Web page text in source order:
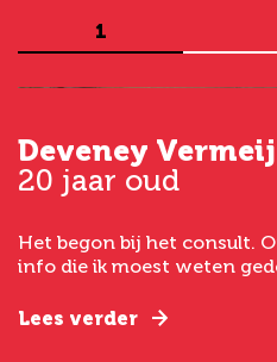
1
Deveney Vermeij
20 jaar oud
Het begon bij het consult.
info die ik moest weten
Lees verder